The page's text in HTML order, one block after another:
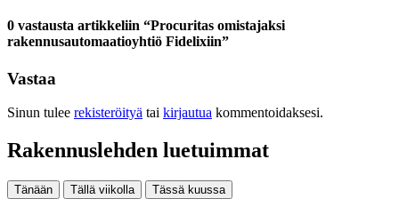
0 vastausta artikkeliin “Procuritas omistajaksi
rakennusautomaatioyhtiö Fidelixiin”
Vastaa
Sinun tulee rekisteröityä tai kirjautua kommentoidaksesi.
Rakennuslehden luetuimmat
Tänään Tällä viikolla Tässä kuussa